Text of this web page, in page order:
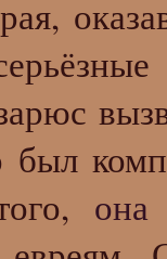
был
она